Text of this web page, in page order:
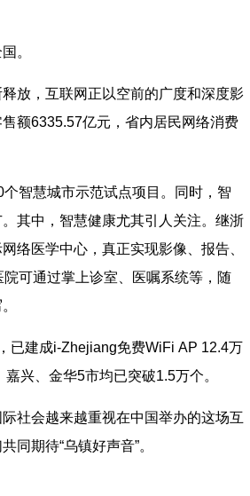
。
放，互联网正以空前的广度和深度影
额6335.57亿元，省内居民网络消费
智慧城市示范试点项目。同时，智
其中，智慧健康尤其引人关注。继浙
络医学中心，真正实现影像、报告、
可通过掌上诊室、医嘱系统等，随
建成i-Zhejiang免费WiFi AP 12.4万
兴、金华5市均已突破1.5万个。
会越来越重视在中国举办的这场互
同期待“乌镇好声音”。